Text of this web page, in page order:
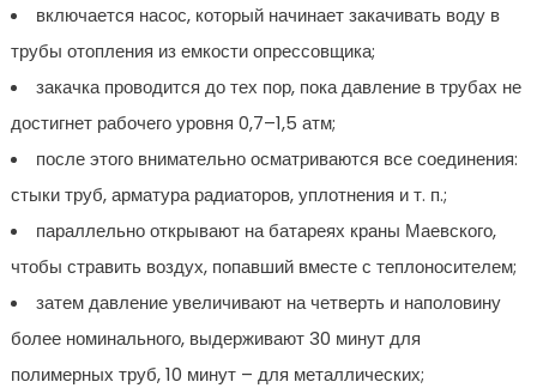
включается насос, который начинает закачивать воду в
трубы отопления из емкости опрессовщика;
закачка проводится до тех пор, пока давление в трубах не
достигнет рабочего уровня 0,7–1,5 атм;
после этого внимательно осматриваются все соединения:
стыки труб, арматура радиаторов, уплотнения и т. п.;
параллельно открывают на батареях краны Маевского,
чтобы стравить воздух, попавший вместе с теплоносителем;
затем давление увеличивают на четверть и наполовину
более номинального, выдерживают 30 минут для
полимерных труб, 10 минут – для металлических;